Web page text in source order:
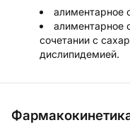
алиментарное
сочетании с
дислипидемией.